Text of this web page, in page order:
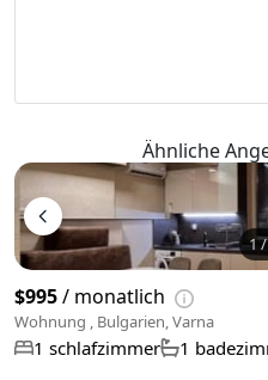
Ähnliche
1
$995/ monatlich
Wohnung , Bulgarien, Varna
1 schlafzimmer 1